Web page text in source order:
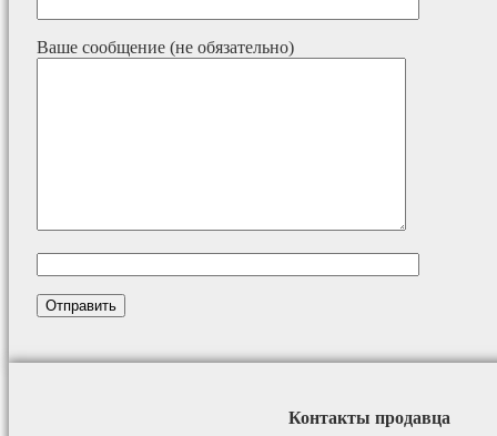
Ваше сообщение (не обязательно)
Контакты продавца